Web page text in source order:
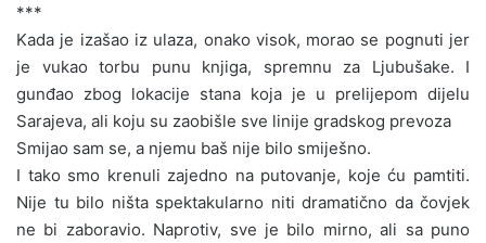
***
Kada je izašao iz ulaza, onako visok, morao se pognuti jer
je vukao torbu punu knjiga, spremnu za Ljubušake. I
gunđao zbog lokacije stana koja je u prelijepom dijelu
Sarajeva, ali koju su zaobišle sve linije gradskog prevoza
Smijao sam se, a njemu baš nije bilo smiješno.
I tako smo krenuli zajedno na putovanje, koje ću pamtiti.
Nije tu bilo ništa spektakularno niti dramatično da čovjek
ne bi zaboravio. Naprotiv, sve je bilo mirno, ali sa puno